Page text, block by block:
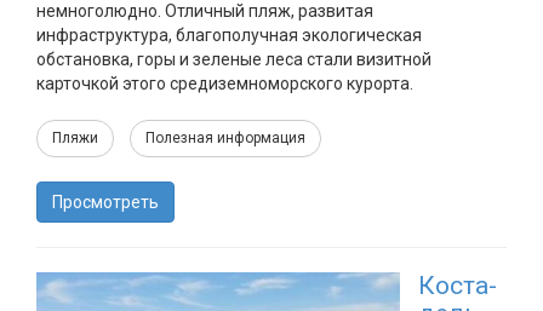
немноголюдно. Отличный пляж, развитая
инфраструктура, благополучная экологическая
обстановка, горы и зеленые леса стали визитной
карточкой этого средиземноморского курорта.
Пляжи Полезная информация
Просмотреть
Коста-